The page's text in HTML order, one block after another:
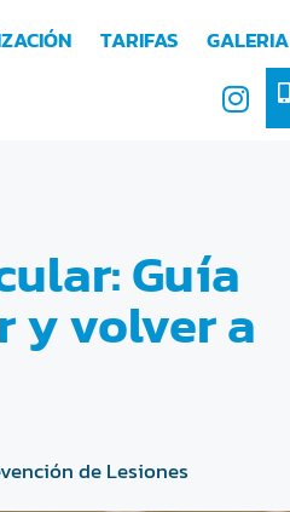
TARIFAS GALERIA
Guía
y volver a
de Lesiones